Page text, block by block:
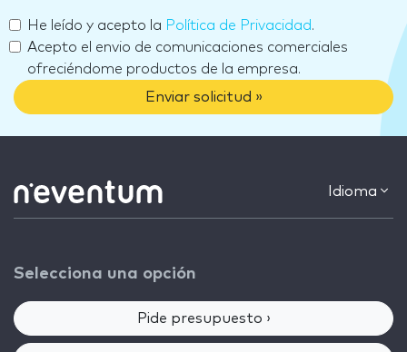
He leído y acepto la Política de Privacidad.
Acepto el envio de comunicaciones comerciales
ofreciéndome productos de la empresa.
Enviar solicitud »
Idioma
Selecciona una opción
Pide presupuesto ›